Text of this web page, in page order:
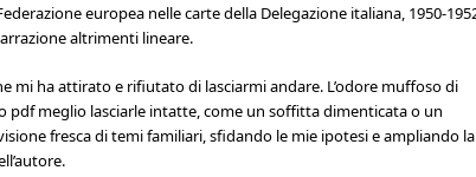
europea nelle carte della Delegazione italiana, 1950-
altrimenti lineare.
mi ha attirato e rifiutato di lasciarmi andare. L’odore muffoso di
meglio lasciarle intatte, come un soffitta dimenticata o un
fresca di temi familiari, sfidando le mie ipotesi e ampliando la